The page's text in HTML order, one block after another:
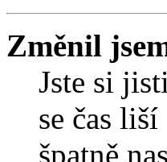
Změnil
Jste si
se čas
špatně